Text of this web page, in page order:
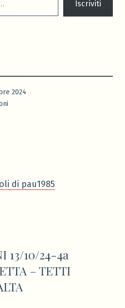
Iscriviti
2024
di pau1985
13/10/24-4a
– TETTI